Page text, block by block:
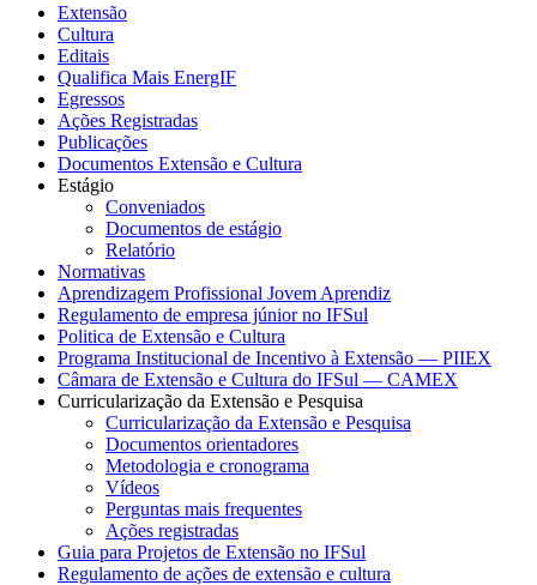
Extensão
Cultura
Editais
Qualifica Mais EnergIF
Egressos
Ações Registradas
Publicações
Documentos Extensão e Cultura
Estágio
Conveniados
Documentos de estágio
Relatório
Normativas
Aprendizagem Profissional Jovem Aprendiz
Regulamento de empresa júnior no IFSul
Politica de Extensão e Cultura
Programa Institucional de Incentivo à Extensão — PIIEX
Câmara de Extensão e Cultura do IFSul — CAMEX
Curricularização da Extensão e Pesquisa
Curricularização da Extensão e Pesquisa
Documentos orientadores
Metodologia e cronograma
Vídeos
Perguntas mais frequentes
Ações registradas
Guia para Projetos de Extensão no IFSul
Regulamento de ações de extensão e cultura